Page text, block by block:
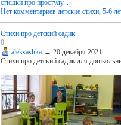
стишки про простуду...
Нет комментариев детские стихи,5-6
Стихи про детский садик
0
aleksashka →20 декабря 2021
Стихи про детский садик для